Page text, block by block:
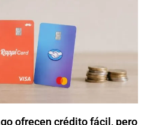
ofrecen crédito fácil, pero